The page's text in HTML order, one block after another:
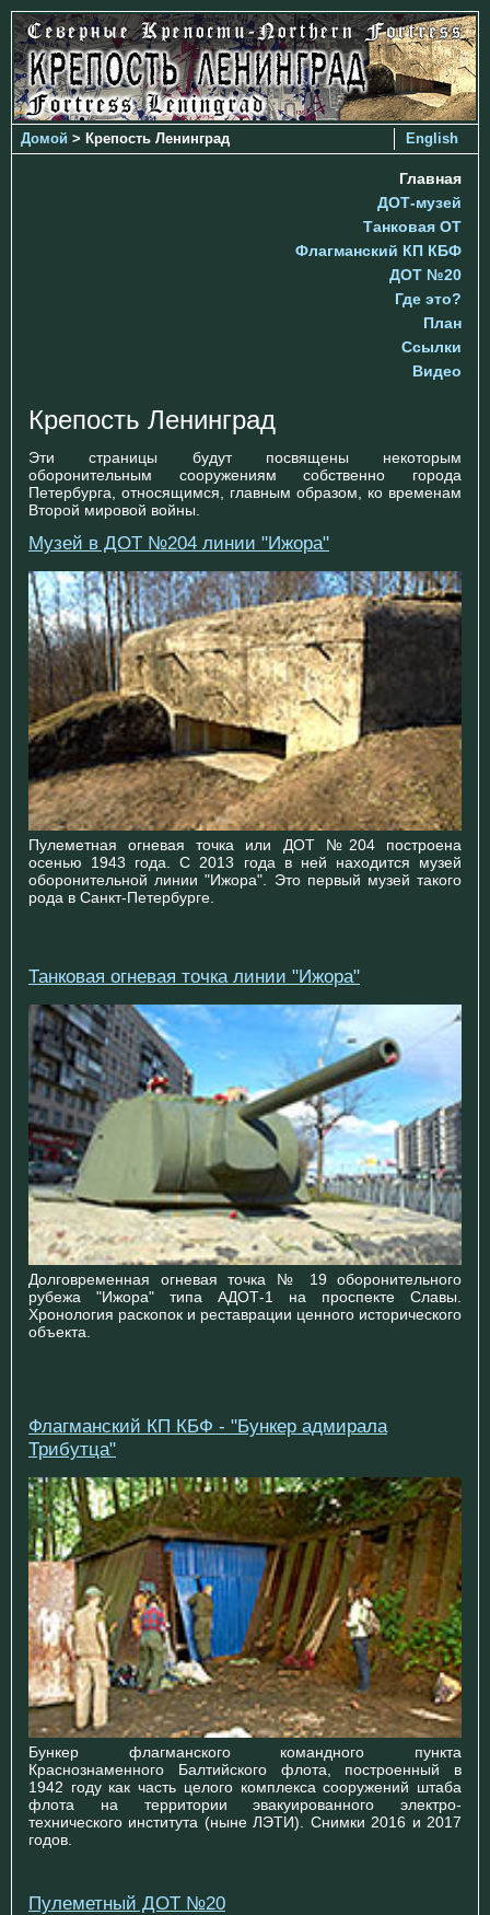
English
Домой > Крепость Ленинград
Главная
ДОТ-музей
Танковая ОТ
Флагманский КП КБФ
ДОТ №20
Где это?
План
Ссылки
Видео
Крепость Ленинград
Эти страницы будут посвящены некоторым
оборонительным сооружениям собственно города
Петербурга, относящимся, главным образом, ко временам
Второй мировой войны.
Музей в ДОТ №204 линии "Ижора"
Пулеметная огневая точка или ДОТ №204 построена
осенью 1943 года. С 2013 года в ней находится музей
оборонительной линии "Ижора". Это первый музей такого
рода в Санкт-Петербурге.
Танковая огневая точка линии "Ижора"
Долговременная огневая точка № 19 оборонительного
рубежа "Ижора" типа АДОТ-1 на проспекте Славы.
Хронология раскопок и реставрации ценного исторического
объекта.
Флагманский КП КБФ - "Бункер адмирала
Трибутца"
Бункер флагманского командного пункта
Краснознаменного Балтийского флота, построенный в
1942 году как часть целого комплекса сооружений штаба
флота на территории эвакуированного электро-
технического института (ныне ЛЭТИ). Снимки 2016 и 2017
годов.
Пулеметный ДОТ №20